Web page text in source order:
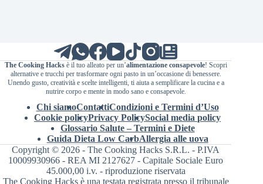
The Cooking Hacksè il tuo alleato per un’alimentazione consapevole! Scopri
alternative e trucchi per trasformare ogni pasto in un’occasione di benessere.
Unendo gusto, creatività e scelte intelligenti, ti aiuta a semplificare la cucina e a
nutrire corpo e mente in modo sano e consapevole.
Chi siamoContattiCondizioni e Termini d’Uso
Cookie policyPrivacy PolicySocial media policy
Glossario Salute – Termini e Diete
Guida Dieta Low CarbAllergia alle uova
Copyright © 2026 - The Cooking Hacks S.R.L. - P.IVA
10009930966 - REA MI 2127627 - Capitale Sociale Euro
45.000,00 i.v. - riproduzione riservata
The Cooking Hacks è una testata registrata presso il tribunale